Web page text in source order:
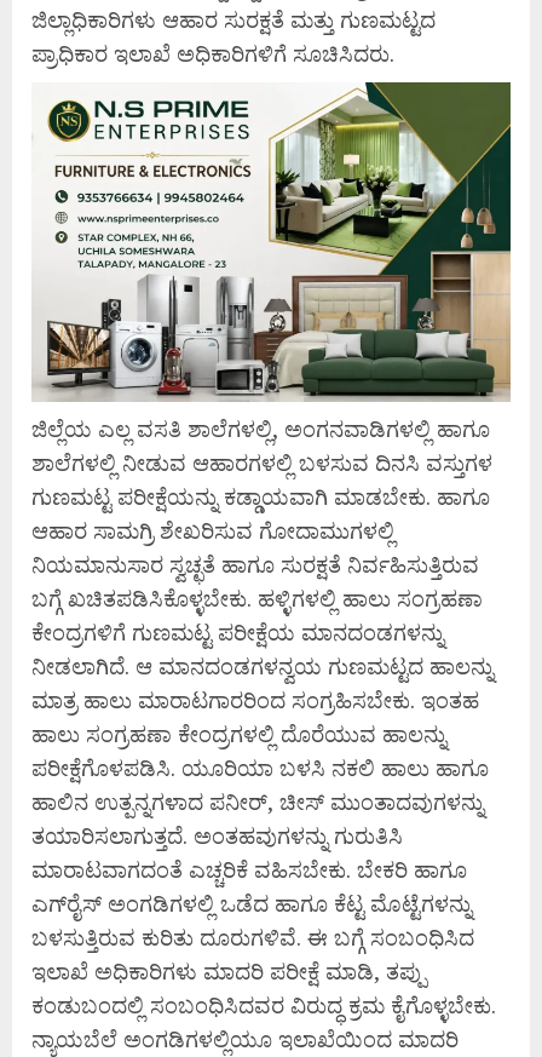
ಜಿಲ್ಲಾಧಿಕಾರಿಗಳು ಆಹಾರ ಸುರಕ್ಷತೆ ಮತ್ತು ಗುಣಮಟ್ಟದ
ಪ್ರಾಧಿಕಾರ ಇಲಾಖೆ ಅಧಿಕಾರಿಗಳಿಗೆ ಸೂಚಿಸಿದರು.
ಜಿಲ್ಲೆಯ ಎಲ್ಲ ವಸತಿ ಶಾಲೆಗಳಲ್ಲಿ, ಅಂಗನವಾಡಿಗಳಲ್ಲಿ ಹಾಗೂ
ಶಾಲೆಗಳಲ್ಲಿ ನೀಡುವ ಆಹಾರಗಳಲ್ಲಿ ಬಳಸುವ ದಿನಸಿ ವಸ್ತುಗಳ
ಗುಣಮಟ್ಟ ಪರೀಕ್ಷೆಯನ್ನು ಕಡ್ಡಾಯವಾಗಿ ಮಾಡಬೇಕು. ಹಾಗೂ
ಆಹಾರ ಸಾಮಗ್ರಿ ಶೇಖರಿಸುವ ಗೋದಾಮುಗಳಲ್ಲಿ
ನಿಯಮಾನುಸಾರ ಸ್ವಚ್ಛತೆ ಹಾಗೂ ಸುರಕ್ಷತೆ ನಿರ್ವಹಿಸುತ್ತಿರುವ
ಬಗ್ಗೆ ಖಚಿತಪಡಿಸಿಕೊಳ್ಳಬೇಕು. ಹಳ್ಳಿಗಳಲ್ಲಿ ಹಾಲು ಸಂಗ್ರಹಣಾ
ಕೇಂದ್ರಗಳಿಗೆ ಗುಣಮಟ್ಟ ಪರೀಕ್ಷೆಯ ಮಾನದಂಡಗಳನ್ನು
ನೀಡಲಾಗಿದೆ. ಆ ಮಾನದಂಡಗಳನ್ವಯ ಗುಣಮಟ್ಟದ ಹಾಲನ್ನು
ಮಾತ್ರ ಹಾಲು ಮಾರಾಟಗಾರರಿಂದ ಸಂಗ್ರಹಿಸಬೇಕು. ಇಂತಹ
ಹಾಲು ಸಂಗ್ರಹಣಾ ಕೇಂದ್ರಗಳಲ್ಲಿ ದೊರೆಯುವ ಹಾಲನ್ನು
ಪರೀಕ್ಷೆಗೊಳಪಡಿಸಿ. ಯೂರಿಯಾ ಬಳಸಿ ನಕಲಿ ಹಾಲು ಹಾಗೂ
ಹಾಲಿನ ಉತ್ಪನ್ನಗಳಾದ ಪನೀರ್, ಚೀಸ್ ಮುಂತಾದವುಗಳನ್ನು
ತಯಾರಿಸಲಾಗುತ್ತದೆ. ಅಂತಹವುಗಳನ್ನು ಗುರುತಿಸಿ
ಮಾರಾಟವಾಗದಂತೆ ಎಚ್ಚರಿಕೆ ವಹಿಸಬೇಕು. ಬೇಕರಿ ಹಾಗೂ
ಎಗ್‌ರೈಸ್ ಅಂಗಡಿಗಳಲ್ಲಿ ಒಡೆದ ಹಾಗೂ ಕೆಟ್ಟ ಮೊಟ್ಟೆಗಳನ್ನು
ಬಳಸುತ್ತಿರುವ ಕುರಿತು ದೂರುಗಳಿವೆ. ಈ ಬಗ್ಗೆ ಸಂಬಂಧಿಸಿದ
ಇಲಾಖೆ ಅಧಿಕಾರಿಗಳು ಮಾದರಿ ಪರೀಕ್ಷೆ ಮಾಡಿ, ತಪ್ಪು
ಕಂಡುಬಂದಲ್ಲಿ ಸಂಬಂಧಿಸಿದವರ ವಿರುದ್ಧ ಕ್ರಮ ಕೈಗೊಳ್ಳಬೇಕು.
ನ್ಯಾಯಬೆಲೆ ಅಂಗಡಿಗಳಲ್ಲಿಯೂ ಇಲಾಖೆಯಿಂದ ಮಾದರಿ